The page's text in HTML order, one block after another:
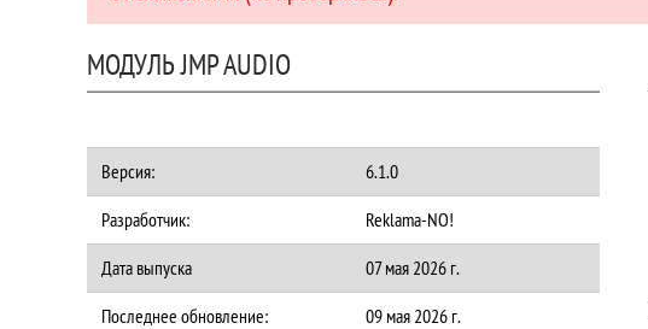
МОДУЛЬ JMP AUDIO
Версия:
6.1.0
Разработчик:
Reklama-NO!
Дата выпуска
07 мая 2026 г.
Последнее обновление:
09 мая 2026 г.